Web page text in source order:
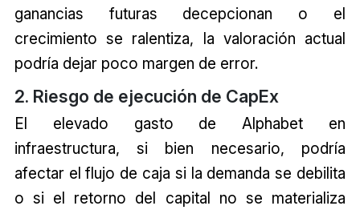
ganancias futuras decepcionan o el
crecimiento se ralentiza, la valoración actual
podría dejar poco margen de error.
2. Riesgo de ejecución de CapEx
El elevado gasto de Alphabet en
infraestructura, si bien necesario, podría
afectar el flujo de caja si la demanda se debilita
o si el retorno del capital no se materializa